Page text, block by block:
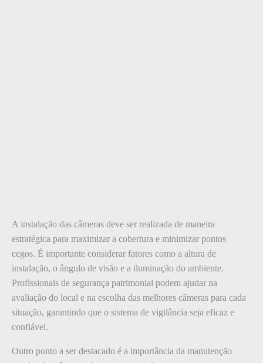
A instalação das câmeras deve ser realizada de maneira
estratégica para maximizar a cobertura e minimizar pontos
cegos. É importante considerar fatores como a altura de
instalação, o ângulo de visão e a iluminação do ambiente.
Profissionais de segurança patrimonial podem ajudar na
avaliação do local e na escolha das melhores câmeras para cada
situação, garantindo que o sistema de vigilância seja eficaz e
confiável.
Outro ponto a ser destacado é a importância da manutenção